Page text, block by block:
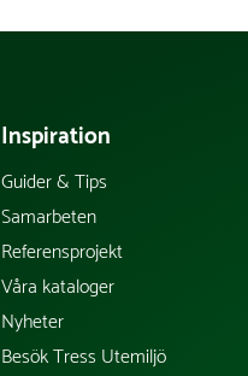
Inspiration
Guider & Tips
Samarbeten
Referensprojekt
Våra kataloger
Nyheter
Besök Tress Utemiljö